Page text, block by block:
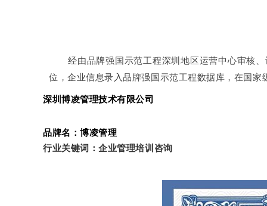
经由品牌强国示范工程深圳地区运营中心审核
位，企业信息录入品牌强国示范工程数据库，在国家
深圳博凌管理技术有限公司
品牌名：博凌管理
行业关键词：企业管理培训咨询